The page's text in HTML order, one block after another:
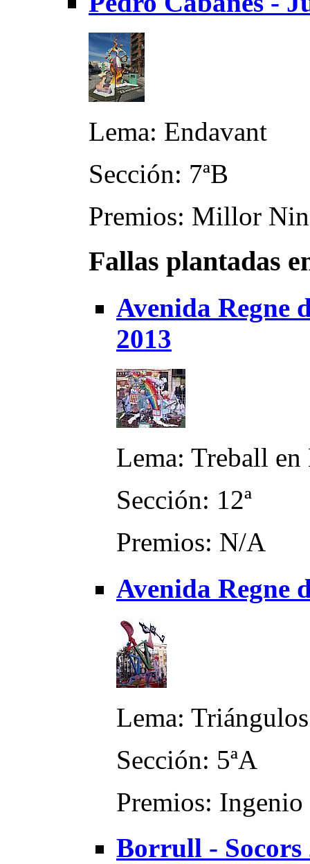
Lema: Endavant
Sección: 7ªB
Premios: Millor
Fallas plantadas
Avenida Regne
2013
Lema: Treball
Sección: 12ª
Premios: N/A
Avenida Regne
Lema: Triángulos
Sección: 5ªA
Premios: Ingenio
Borrull - Socors